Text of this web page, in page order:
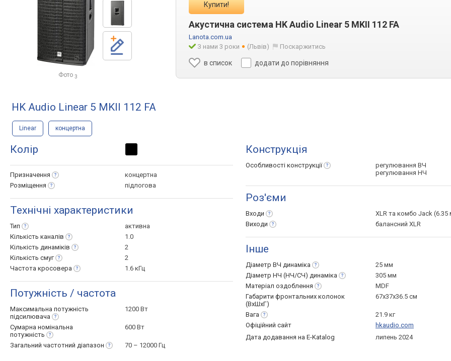
Фото 3
Купити!
Акустична система HK Audio Linear 5 MKII 112 FA
Lanota.com.ua
З нами 3 роки
(Львів) Поскаржитись
в список додати до порівняння
HK Audio Linear 5 MKII 112 FA
Linear концертна
Колір
Призначення
концертна
Розміщення
підлогова
Технічні характеристики
Тип
активна
Кількість каналів
1.0
Кількість динаміків
2
Кількість смуг
2
Частота кросовера 1.6 кГц
Потужність / частота
Максимальна потужність
підсилювача
1200 Вт
Сумарна номінальна
потужність
600 Вт
Загальний частотний діапазон 70 – 12000 Гц
Конструкція
Особливості конструкції
регулювання ВЧ
регулювання НЧ
Роз'єми
Входи
XLR та комбо Jack (6.35
Виходи
балансний XLR
Інше
Діаметр ВЧ динаміка
25 мм
Діаметр НЧ (НЧ/СЧ) динаміка
305 мм
Матеріал оздоблення
MDF
Габарити фронтальних колонок
(ВхШхГ)
67x37x36.5 см
Вага
21.9 кг
Офіційний сайт
hkaudio.com
Дата додавання на E-Katalog
липень 2024